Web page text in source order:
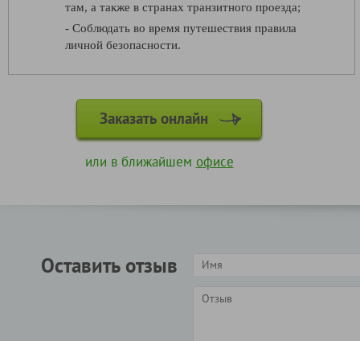
там, а также в странах транзитного проезда;
- Соблюдать во время путешествия правила
личной безопасности.
Заказать онлайн
или в ближайшем офисе
Оставить отзыв